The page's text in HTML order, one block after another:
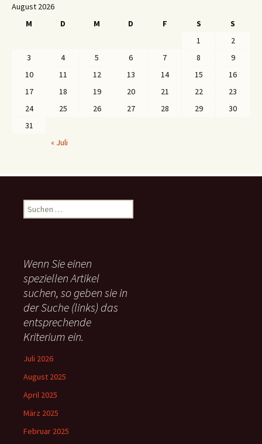
August 2026
M
D M D F S
S
1
2
3
4 5 6 7 8
9
10
11 12 13 14 15
16
17
18 19 20 21 22
23
24
25 26 27 28 29
30
31
« Juli
u
n
n
a
c
:
Wenn Sie einen
speziellen Artikel
suchen, so geben sie in
der Suche (links) das
entsprechende
Kriterium ein.
Juli 2026
August 2025
April 2025
März 2025
Februar 2025